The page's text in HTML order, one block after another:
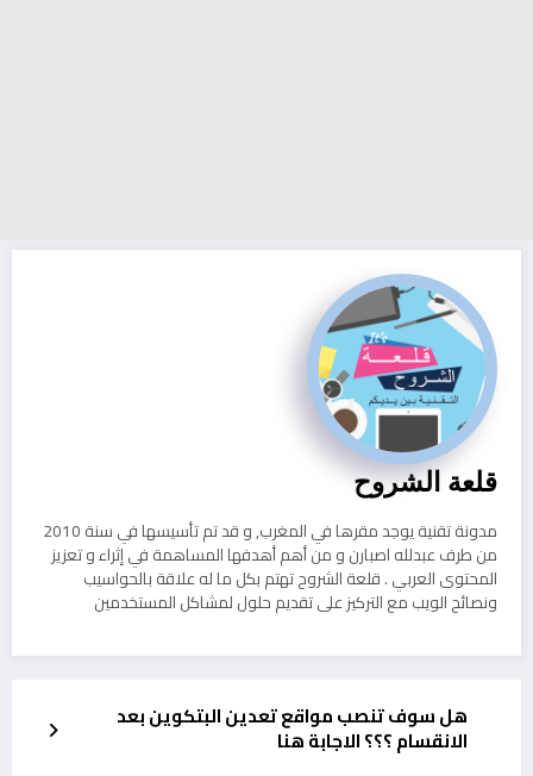
قلعة الشروح
مدونة تقنية يوجد مقرها في المغرب, و قد تم تأسيسها في سنة 2010
من طرف عبدلله اصبارن و من أهم أهدفها المساهمة في إثراء و تعزيز
المحتوى العربي . قلعة الشروح تهتم بكل ما له علاقة بالحواسيب
ونصائح الويب مع التركيز على تقديم حلول لمشاكل المستخدمين
هل سوف تنصب مواقع تعدين البتكوين بعد
الانقسام ؟؟؟ الاجابة هنا